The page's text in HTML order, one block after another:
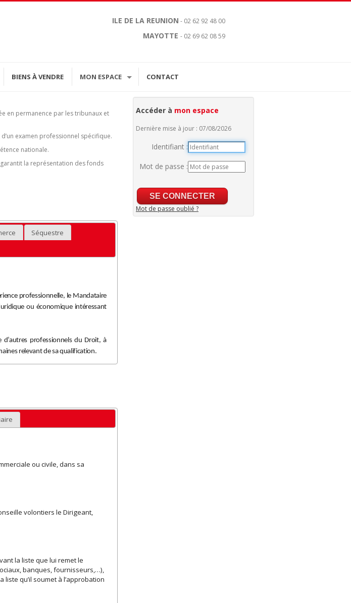
ILE DE LA REUNION - 02 62 92 48 00
MAYOTTE- 02 69 62 08 59
BIENS À VENDRE MON ESPACE CONTACT
Accéder à mon espace
Dernière mise à jour : 07/08/2026
Identifiant :
Mot de passe :
Mot de passe oublié ?
en permanence par les tribunaux et
examen professionnel spécifique.
nationale.
la représentation des fonds
Séquestre
professionnelle, le Mandataire
ou économique intéressant
professionnels du Droit, à
relevant de sa qualification.
ou civile, dans sa
volontiers le Dirigeant,
la liste que lui remet le
banques, fournisseurs,…),
qu’il soumet à l’approbation